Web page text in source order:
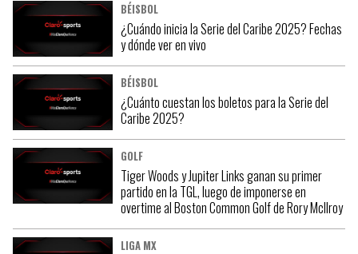
BÉISBOL
¿Cuándo inicia la Serie del Caribe 2025? Fechas
y dónde ver en vivo
BÉISBOL
¿Cuánto cuestan los boletos para la Serie del
Caribe 2025?
GOLF
Tiger Woods y Jupiter Links ganan su primer
partido en la TGL, luego de imponerse en
overtime al Boston Common Golf de Rory McIlroy
LIGA MX